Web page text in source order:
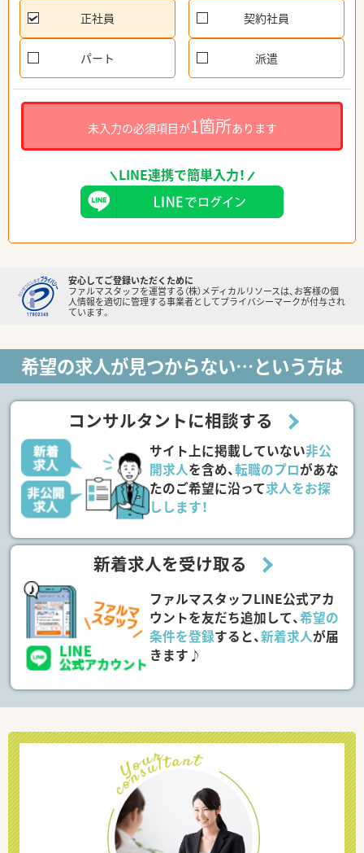
正社員 契約社員
パート 派遣
未入力の必須項目が1箇所あります
LINE連携で簡単入力！
安心してご登録いただくために
ファルマスタッフを運営する（株）メディカルリソースは、お客様の個
人情報を適切に管理する事業者としてプライバシーマークが付与され
ています。
希望の求人が見つからない…という方は
コンサルタントに相談する
サイト上に掲載していない非公
開求人を含め、転職のプロがあな
たのご希望に沿って求人をお探
しします！
新着求人を受け取る
ファルマスタッフLINE公式アカ
ウントを友だち追加して、希望の
条件を登録すると、新着求人が届
きます♪